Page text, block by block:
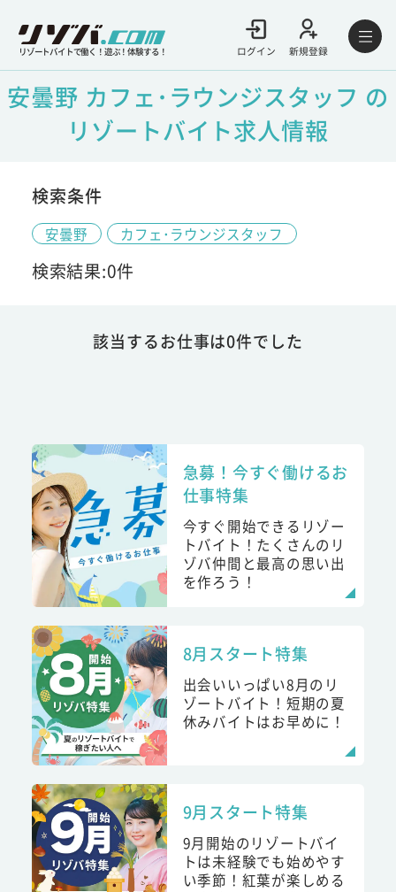
リゾートバイトで働く！遊ぶ！体験する！ ログイン 新規登録
安曇野 カフェ･ラウンジスタッフ の
リゾートバイト求人情報
検索条件
安曇野 カフェ･ラウンジスタッフ
検索結果:0件
該当するお仕事は0件でした
急募！今すぐ働けるお
仕事特集
今すぐ開始できるリゾー
トバイト！たくさんのリ
ゾバ仲間と最高の思い出
を作ろう！
8月スタート特集
出会いいっぱい8月のリ
ゾートバイト！短期の夏
休みバイトはお早めに！
9月スタート特集
9月開始のリゾートバイ
トは未経験でも始めやす
い季節！紅葉が楽しめる